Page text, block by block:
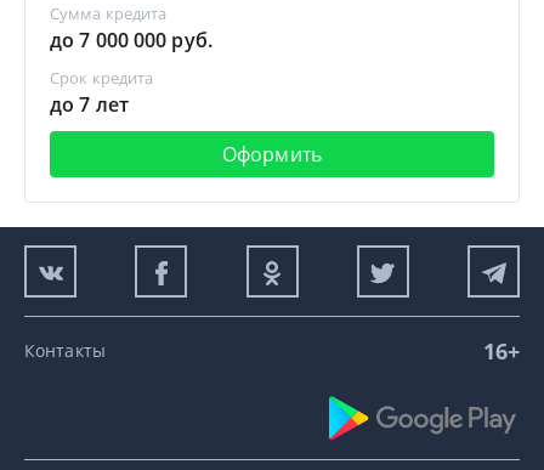
Сумма кредита
до 7 000 000 руб.
Срок кредита
до 7 лет
Оформить
Контакты 16+